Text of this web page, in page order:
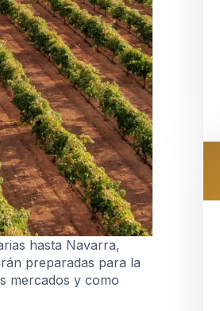
hasta Navarra,
preparadas para la
mercados y como